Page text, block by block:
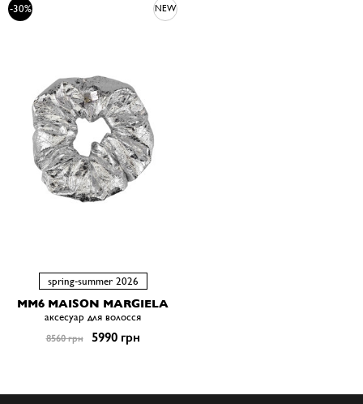
-30% NEW
spring-summer 2026
MM6 MAISON MARGIELA
аксесуар для волосся
8560 грн 5990 грн